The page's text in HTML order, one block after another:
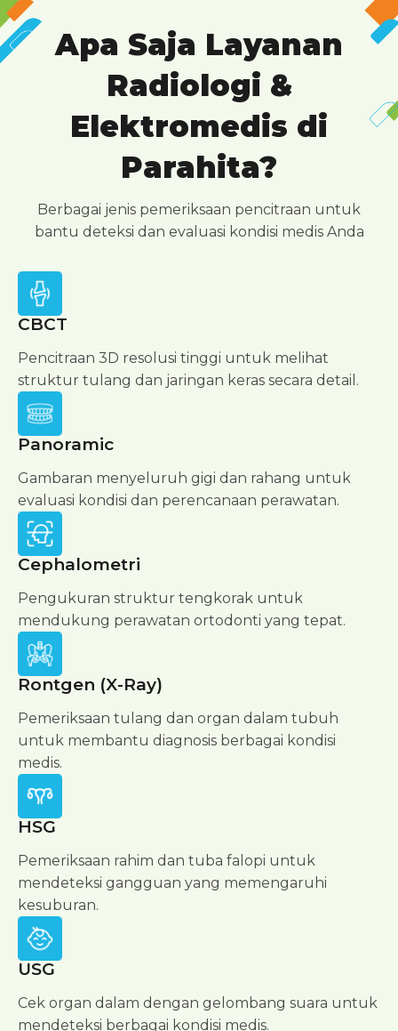
Apa Saja Layanan
Radiologi &
Elektromedis di
Parahita?
Berbagai jenis pemeriksaan pencitraan untuk
bantu deteksi dan evaluasi kondisi medis Anda
CBCT
Pencitraan 3D resolusi tinggi untuk melihat
struktur tulang dan jaringan keras secara detail.
Panoramic
Gambaran menyeluruh gigi dan rahang untuk
evaluasi kondisi dan perencanaan perawatan.
Cephalometri
Pengukuran struktur tengkorak untuk
mendukung perawatan ortodonti yang tepat.
Rontgen (X-Ray)
Pemeriksaan tulang dan organ dalam tubuh
untuk membantu diagnosis berbagai kondisi
medis.
HSG
Pemeriksaan rahim dan tuba falopi untuk
mendeteksi gangguan yang memengaruhi
kesuburan.
USG
Cek organ dalam dengan gelombang suara untuk
mendeteksi berbagai kondisi medis.